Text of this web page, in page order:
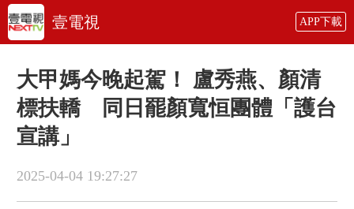
壹電視 APP下載
大甲媽今晚起駕！ 盧秀燕、顏清
標扶轎 同日罷顏寬恒團體「護台
宣講」
2025-04-04 19:27:27